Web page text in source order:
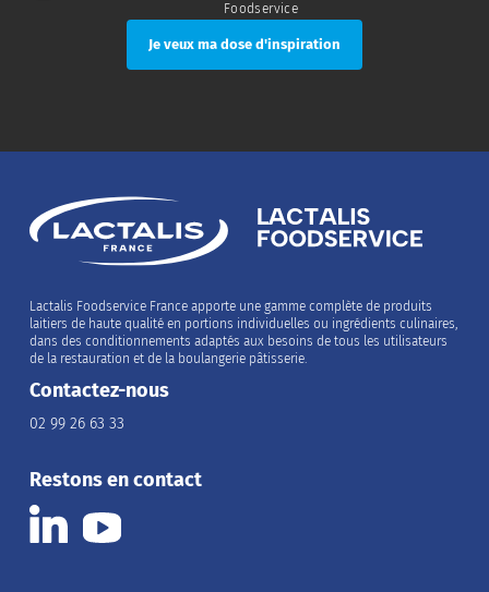
Foodservice
Lactalis Foodservice France apporte une gamme complète de produits
laitiers de haute qualité en portions individuelles ou ingrédients culinaires,
dans des conditionnements adaptés aux besoins de tous les utilisateurs
de la restauration et de la boulangerie pâtisserie.
Contactez-nous
02 99 26 63 33
Restons en contact